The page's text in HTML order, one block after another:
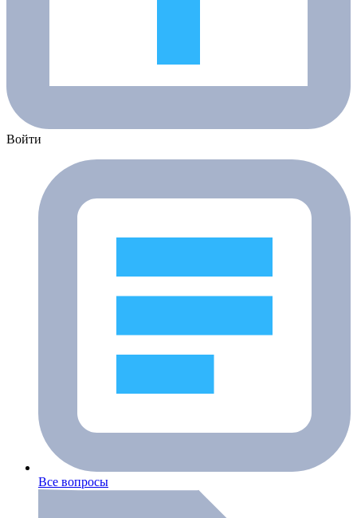
Войти
Все вопросы